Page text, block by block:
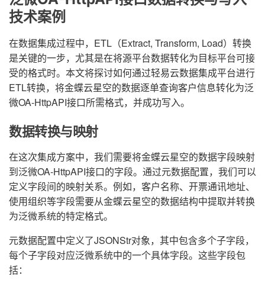
技术案例
在数据集成过程中，ETL（Extract, Transform, Load）转换
是关键的一步，尤其是在将源平台数据转化为目标平台可接
受的格式时。本文将探讨如何通过轻易云数据集成平台进行
ETL转换，将金蝶云星空的数据逐单查询客户信息转化为泛
微OA-HttpAPI接口所需格式，并成功写入。
数据转换与映射
在这次集成方案中，我们需要将金蝶云星空的数据字段映射
到泛微OA-HttpAPI接口的字段。通过元数据配置，我们可以
定义字段间的映射关系。例如，客户名称、开票通讯地址、
使用组织等字段需要从金蝶云星空的数据结构中提取并转换
为泛微系统的特定格式。
元数据配置中定义了JSONStr对象，其中包含多个子字段，
每个子字段对应泛微系统中的一个具体字段。这些字段包
括：